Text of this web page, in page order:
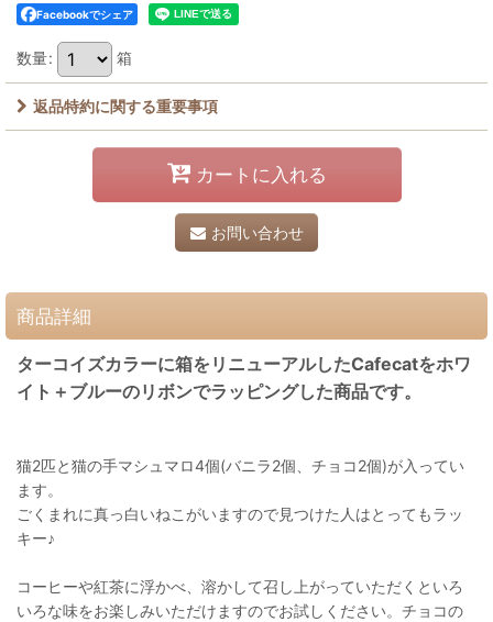
Facebookでシェア
数量: 箱
返品特約に関する重要事項
カートに入れる
お問い合わせ
商品詳細
ターコイズカラーに箱をリニューアルしたCafecatをホワ
イト＋ブルーのリボンでラッピングした商品です。
猫2匹と猫の手マシュマロ4個(バニラ2個、チョコ2個)が入ってい
ます。
ごくまれに真っ白いねこがいますので見つけた人はとってもラッ
キー♪
コーヒーや紅茶に浮かべ、溶かして召し上がっていただくといろ
いろな味をお楽しみいただけますのでお試しください。チョコの